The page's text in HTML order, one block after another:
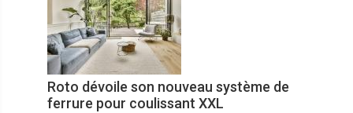
Roto dévoile son nouveau système de
ferrure pour coulissant XXL